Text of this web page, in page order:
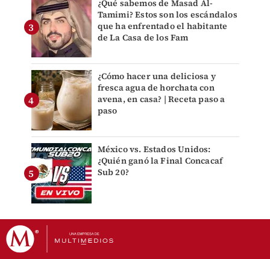
¿Qué sabemos de Masad Al-
Tamimi? Estos son los escándalos
que ha enfrentado el habitante
de La Casa de los Fam
¿Cómo hacer una deliciosa y
fresca agua de horchata con
avena, en casa? | Receta paso a
paso
México vs. Estados Unidos:
¿Quién ganó la Final Concacaf
Sub 20?